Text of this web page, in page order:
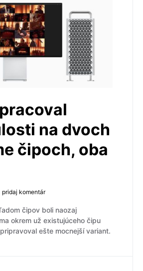
na dvoch
čipoch, oba
pridaj komentár
čipov boli naozaj
okrem už existujúceho čipu
ešte mocnejší variant.